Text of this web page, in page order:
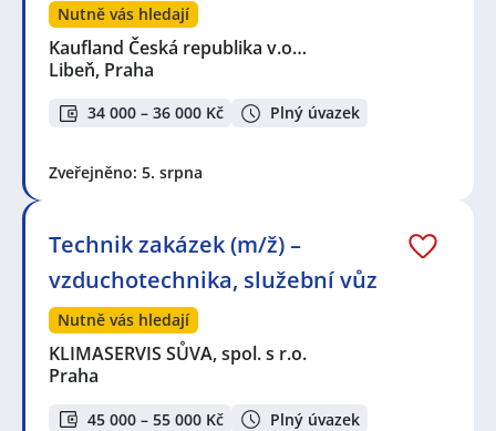
Nutně vás hledají
Kaufland Česká republika v.o…
Libeň, Praha
34 000 – 36 000 Kč Plný úvazek
Zveřejněno: 5. srpna
Technik zakázek (m/ž) –
vzduchotechnika, služební vůz
Nutně vás hledají
KLIMASERVIS SŮVA, spol. s r.o.
Praha
45 000 – 55 000 Kč Plný úvazek